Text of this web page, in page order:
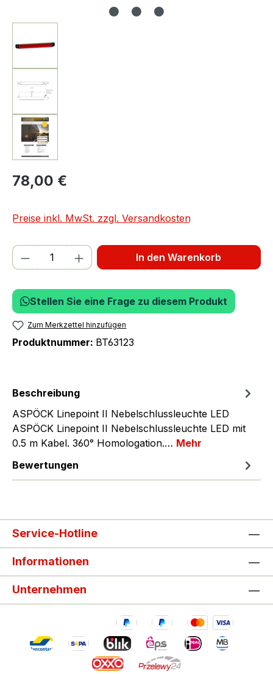
78,00 €
Preise inkl. MwSt. zzgl. Versandkosten
Produkt Anzahl: Gib den gewünschten
In den Warenkorb
Stellen Sie eine Frage zu diesem Produkt
Zum Merkzettel hinzufügen
Produktnummer: BT63123
Beschreibung
ASPÖCK Linepoint II Nebelschlussleuchte LED
ASPÖCK Linepoint II Nebelschlussleuchte LED mit
0.5 m Kabel. 360° Homologation.… Mehr
Bewertungen
Service-Hotline
Informationen
Unternehmen